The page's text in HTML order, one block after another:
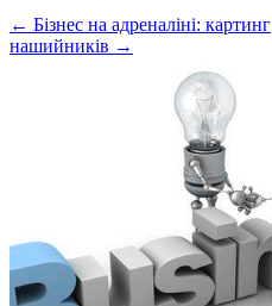
← Бізнес на адреналіні: картинг
нашийників →